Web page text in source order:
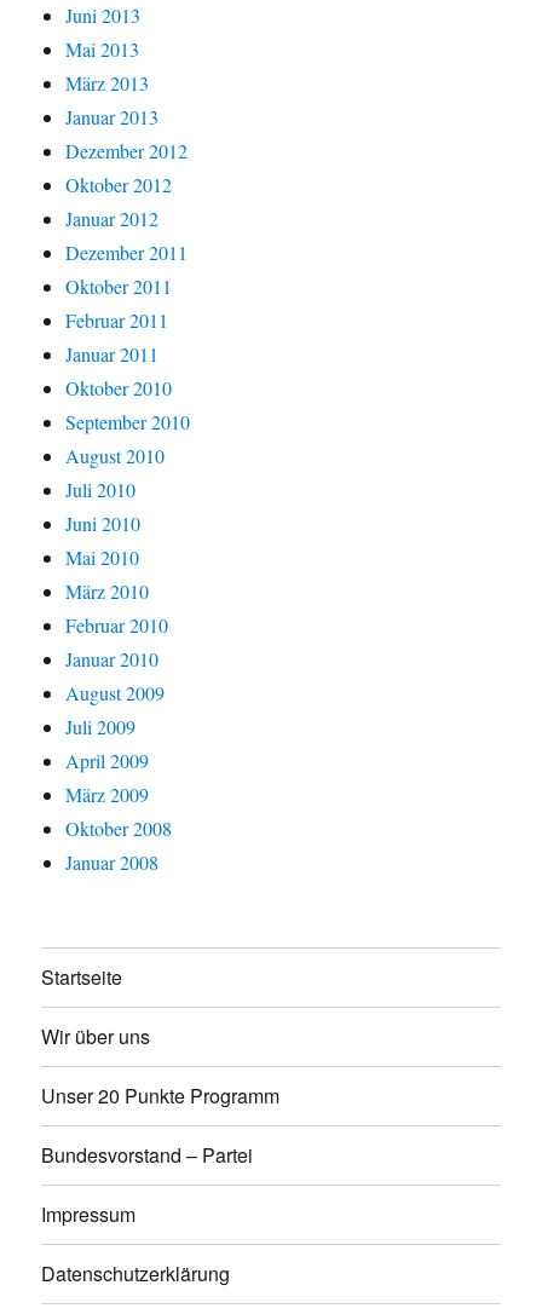
Juni 2013
Mai 2013
März 2013
Januar 2013
Dezember 2012
Oktober 2012
Januar 2012
Dezember 2011
Oktober 2011
Februar 2011
Januar 2011
Oktober 2010
September 2010
August 2010
Juli 2010
Juni 2010
Mai 2010
März 2010
Februar 2010
Januar 2010
August 2009
Juli 2009
April 2009
März 2009
Oktober 2008
Januar 2008
Startseite
Wir über uns
Unser 20 Punkte Programm
Bundesvorstand – Partei
Impressum
Datenschutzerklärung